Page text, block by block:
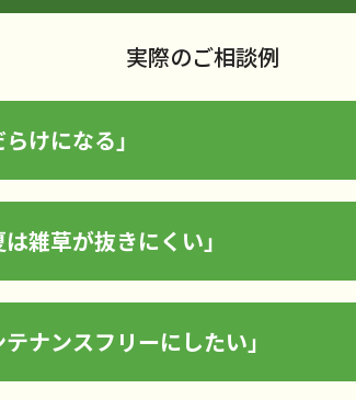
実際のご相談例
けになる」
雑草が抜きにくい」
ナンスフリーにしたい」